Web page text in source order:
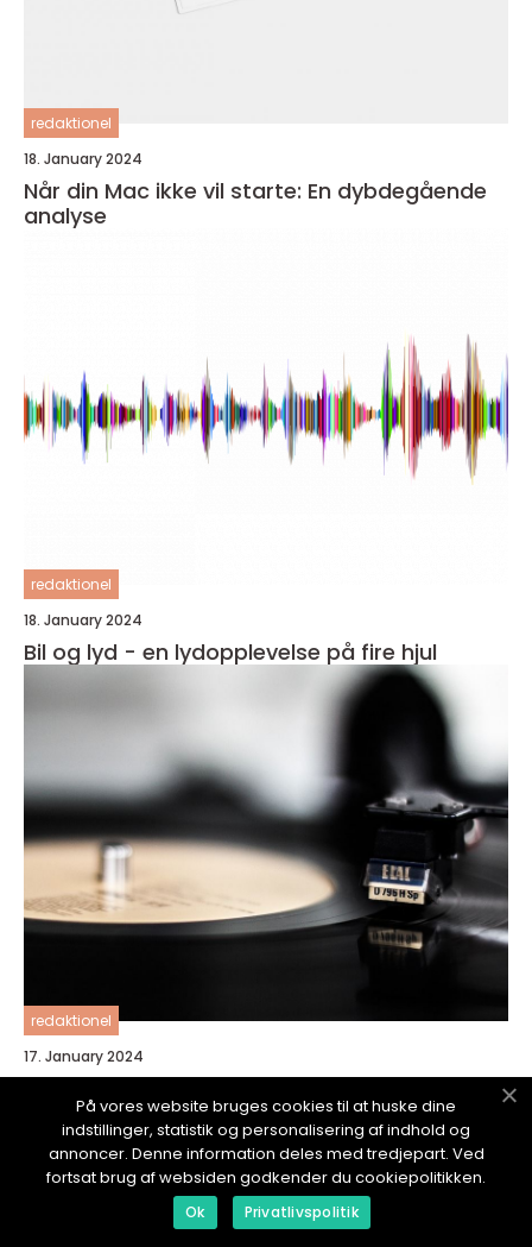
redaktionel
18. January 2024
Når din Mac ikke vil starte: En dybdegående
analyse
redaktionel
18. January 2024
Bil og lyd - en lydopplevelse på fire hjul
redaktionel
17. January 2024
OversiktPå vores website bruges cookies til at huske dine
indstillinger, statistik og personalisering af indhold og
annoncer. Denne information deles med tredjepart. Ved
fortsat brug af websiden godkender du cookiepolitikken.
Ok Privatlivspolitik